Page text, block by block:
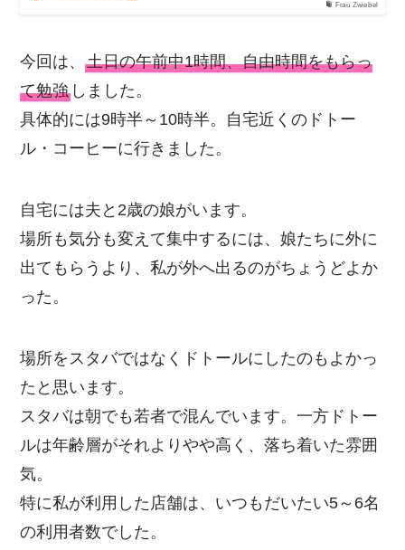
Frau Zwiebel
今回は、土日の午前中1時間、自由時間をもらっ
て勉強 しました。
具体的には9時半～10時半。自宅近くのドトー
ル・コーヒーに行きました。
自宅には夫と2歳の娘がいます。
場所も気分も変えて集中するには、娘たちに外に
出てもらうより、私が外へ出るのがちょうどよか
った。
場所をスタバではなくドトールにしたのもよかっ
たと思います。
スタバは朝でも若者で混んでいます。一方ドトー
ルは年齢層がそれよりやや高く、落ち着いた雰囲
気。
特に私が利用した店舗は、いつもだいたい5～6名
の利用者数でした。